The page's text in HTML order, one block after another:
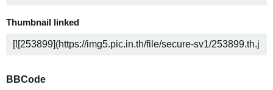
Thumbnail linked
BBCode